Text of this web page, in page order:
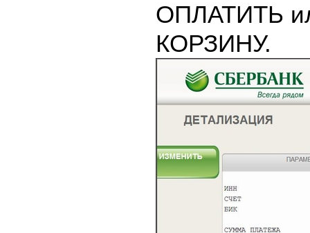
ОПЛАТИТЬ
КОРЗИНУ.